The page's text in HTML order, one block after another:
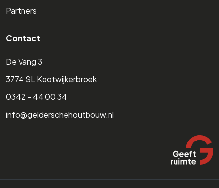
Partners
Contact
De Vang 3
3774 SL Kootwijkerbroek
0342 - 44 00 34
info@gelderschehoutbouw.nl